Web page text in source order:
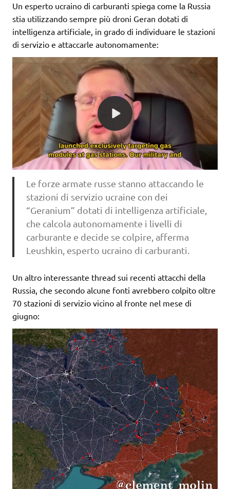
Un esperto ucraino di carburanti spiega come la Russia
stia utilizzando sempre più droni Geran dotati di
intelligenza artificiale, in grado di individuare le stazioni
di servizio e attaccarle autonomamente:
Le forze armate russe stanno attaccando le
stazioni di servizio ucraine con dei
“Geranium” dotati di intelligenza artificiale,
che calcola autonomamente i livelli di
carburante e decide se colpire, afferma
Leushkin, esperto ucraino di carburanti.
Un altro interessante thread sui recenti attacchi della
Russia, che secondo alcune fonti avrebbero colpito oltre
70 stazioni di servizio vicino al fronte nel mese di
giugno: